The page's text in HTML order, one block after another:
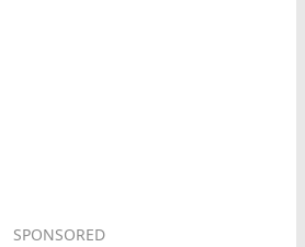
SPONSORED